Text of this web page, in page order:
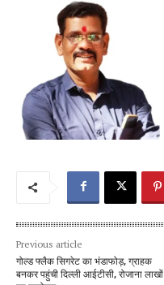
Previous article
गोल्ड फ्लैक सिगरेट का भंडाफोड़, ग्राहक
बनकर पहुंची दिल्ली आईटीसी, रोजाना लाखों